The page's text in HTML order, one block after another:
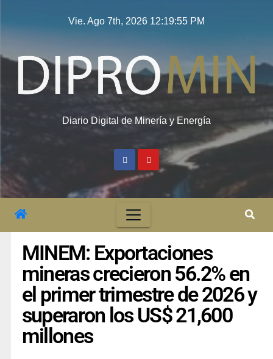
Vie. Ago 7th, 2026 12:19:56 PM
Diario Digital de Minería y Energía
MINEM: Exportaciones
mineras crecieron 56.2% en
el primer trimestre de 2026 y
superaron los US$ 21,600
millones